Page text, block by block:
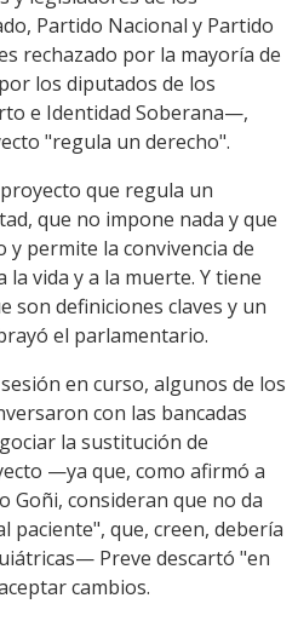
Partido Nacional y Partido
rechazado por la mayoría de
los diputados de los
e Identidad Soberana—,
"regula un derecho".
que regula un
que no impone nada y que
permite la convivencia de
vida y a la muerte. Y tiene
son definiciones claves y un
el parlamentario.
en curso, algunos de los
con las bancadas
la sustitución de
—ya que, como afirmó a
Goñi, consideran que no da
que, creen, debería
Preve descartó "en
cambios.